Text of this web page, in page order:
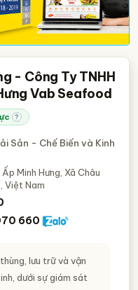
- Công Ty TNHH
Vab Seafood
?
Sản - Chế Biến và Kinh
Minh Hưng, Xã Châu
, Việt Nam
660
lưu trữ và vận
dưới sự giám sát